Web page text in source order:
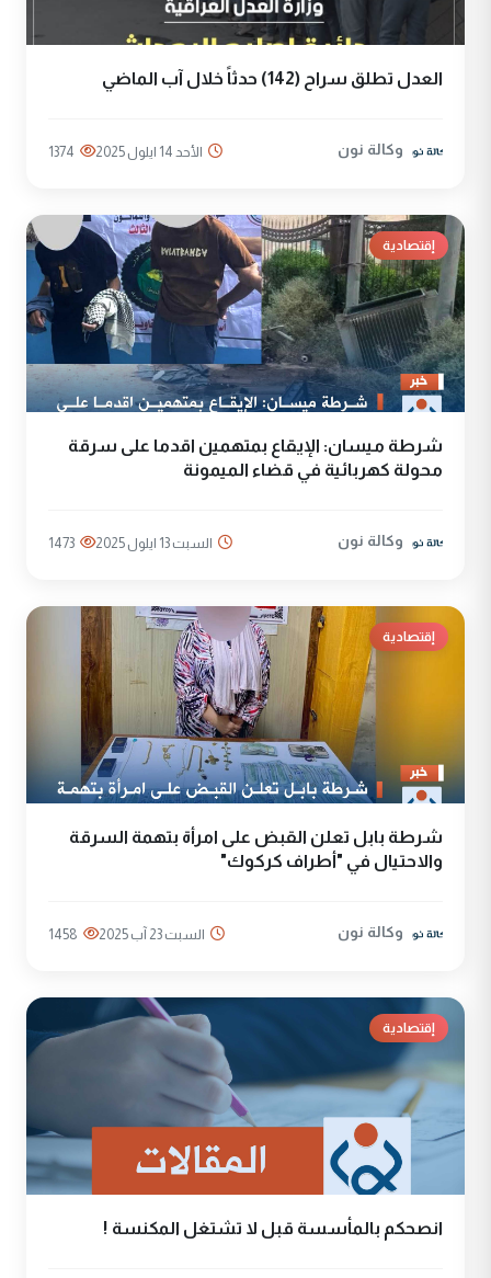
العدل تطلق سراح (142) حدثاً خلال آب الماضي
وكالة نون الأحد 14 ايلول 2025 1374
إقتصادية
شرطة ميسان: الإيقاع بمتهمين اقدما على سرقة
محولة كهربائية في قضاء الميمونة
وكالة نون السبت 13 ايلول 2025 1473
إقتصادية
شرطة بابل تعلن القبض على امرأة بتهمة السرقة
والاحتيال في "أطراف كركوك"
وكالة نون السبت 23 آب 2025 1458
إقتصادية
انصحكم بالمأسسة قبل لا تشتغل المكنسة !